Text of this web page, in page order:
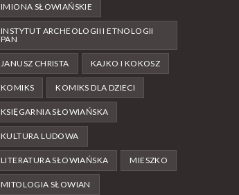
IMIONA SŁOWIAŃSKIE
INSTYTUT ARCHEOLOGII I ETNOLOGII
PAN
JANUSZ CHRISTA KAJKO I KOKOSZ
KOMIKS KOMIKS DLA DZIECI
KSIĘGARNIA SŁOWIAŃSKA
KULTURA LUDOWA
LITERATURA SŁOWIAŃSKA MIESZKO
MITOLOGIA SŁOWIAN